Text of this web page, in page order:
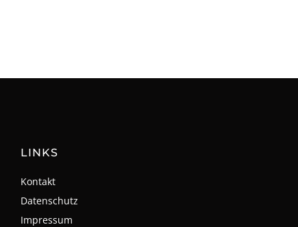
LINKS
Kontakt
Datenschutz
Impressum